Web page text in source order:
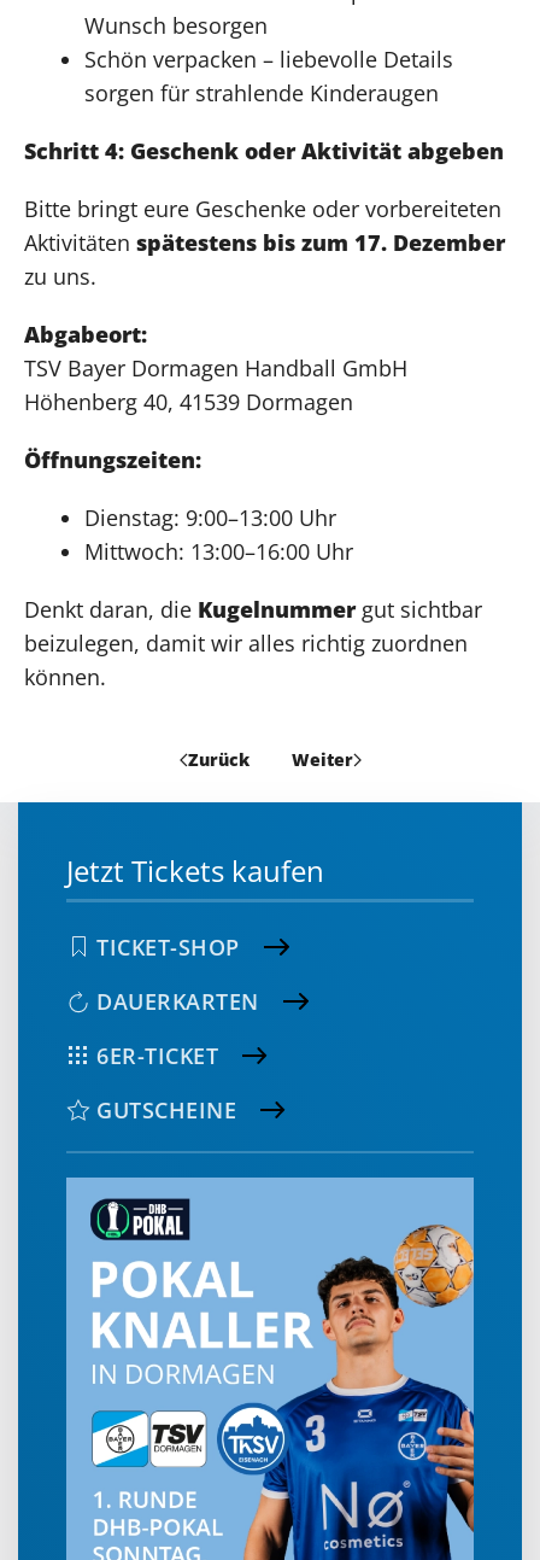
Wunsch besorgen
Schön verpacken – liebevolle Details
sorgen für strahlende Kinderaugen
Schritt 4: Geschenk oder Aktivität abgeben
Bitte bringt eure Geschenke oder vorbereiteten
Aktivitäten spätestens bis zum 17. Dezember
zu uns.
Abgabeort:
TSV Bayer Dormagen Handball GmbH
Höhenberg 40, 41539 Dormagen
Öffnungszeiten:
Dienstag: 9:00–13:00 Uhr
Mittwoch: 13:00–16:00 Uhr
Denkt daran, die Kugelnummergut sichtbar
beizulegen, damit wir alles richtig zuordnen
können.
Zurück Weiter
Jetzt Tickets kaufen
TICKET-SHOP
DAUERKARTEN
6ER-TICKET
GUTSCHEINE